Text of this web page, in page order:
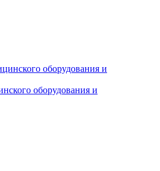
оборудования и